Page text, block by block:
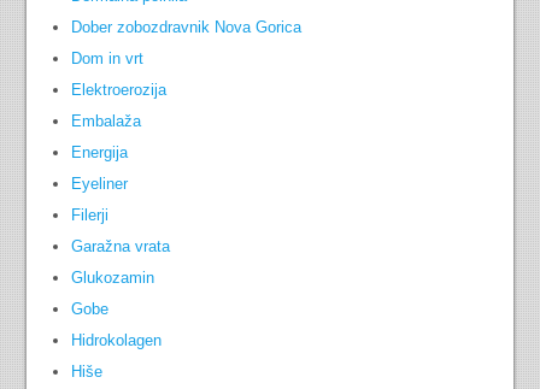
Dober zobozdravnik Nova Gorica
Dom in vrt
Elektroerozija
Embalaža
Energija
Eyeliner
Filerji
Garažna vrata
Glukozamin
Gobe
Hidrokolagen
Hiše